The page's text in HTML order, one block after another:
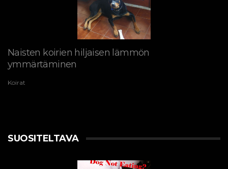
Naisten koirien hiljaisen lämmön
ymmärtäminen
Koirat
SUOSITELTAVA